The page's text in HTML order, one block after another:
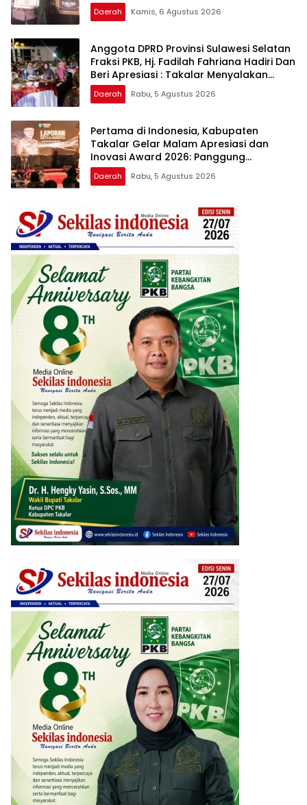
Daerah Kamis, 6 Agustus 2026
Anggota DPRD Provinsi Sulawesi Selatan
Fraksi PKB, Hj. Fadilah Fahriana Hadiri Dan
Beri Apresiasi : Takalar Menyalakan
Lentera Pengabdian Melalui Malam
Apresiasi dan Inovasi Award 2026
Daerah Rabu, 5 Agustus 2026
Pertama di Indonesia, Kabupaten
Takalar Gelar Malam Apresiasi dan
Inovasi Award 2026: Panggung
Penghargaan bagi Pelayan Publik
Berprestasi
Daerah Rabu, 5 Agustus 2026